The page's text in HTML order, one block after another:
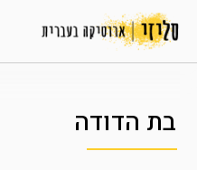
בת הדודה